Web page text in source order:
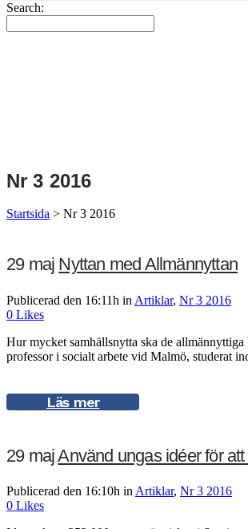
Search:
Nr 3 2016
Startsida > Nr 3 2016
29 maj Nyttan med Allmännyttan
Publicerad den 16:11h in Artiklar, Nr 3 2016
0 Likes
Hur mycket samhällsnytta ska de
professor i socialt arbete vid Malmö, studerat
Läs mer
29 majAnvänd ungas idéer för
Publicerad den 16:10h in Artiklar, Nr 3 2016
0 Likes